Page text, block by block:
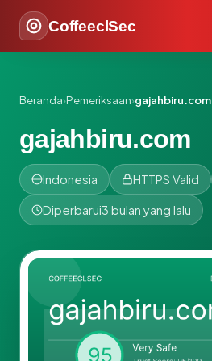
CoffeeclSec
Beranda›Pemeriksaan›gajahbiru.com
gajahbiru.com
Indonesia HTTPS Valid
Diperbarui3 bulan yang lalu